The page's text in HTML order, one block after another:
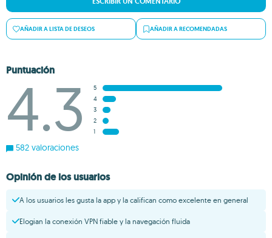
AÑADIR A LISTA DE DESEOS AÑADIR A RECOMENDADAS
Puntuación
4.3
5
4
3
2
1
582 valoraciones
Opinión de los usuarios
A los usuarios les gusta la app y la califican como excelente en general
Elogian la conexión VPN fiable y la navegación fluida